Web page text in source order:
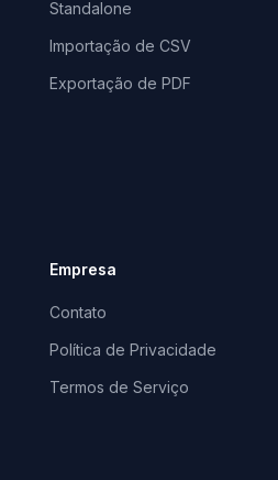
Standalone
Importação de CSV
Exportação de PDF
Empresa
Contato
Política de Privacidade
Termos de Serviço